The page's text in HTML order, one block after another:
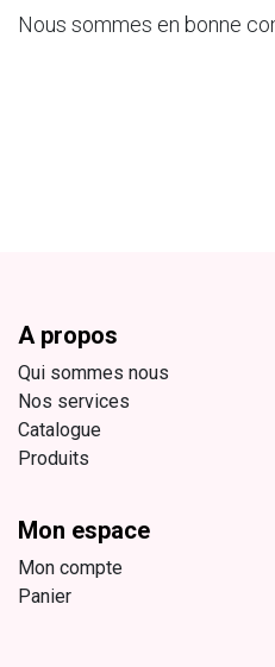
Nous sommes en bonne
A propos
Qui sommes nous
Nos services
Catalogue
Produits
Mon espace
Mon compte
Panier